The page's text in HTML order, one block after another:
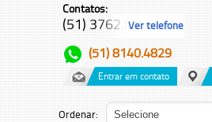
Contatos:
(51) 3762.8...Ver telefone
(51) 8140.4829
Entrar em contato
Ordenar: